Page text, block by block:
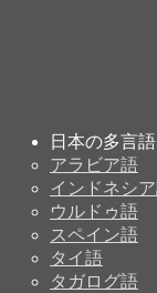
日本の多言
アラビア語
インドネシ
ウルドゥ語
スペイン語
タイ語
タガログ語